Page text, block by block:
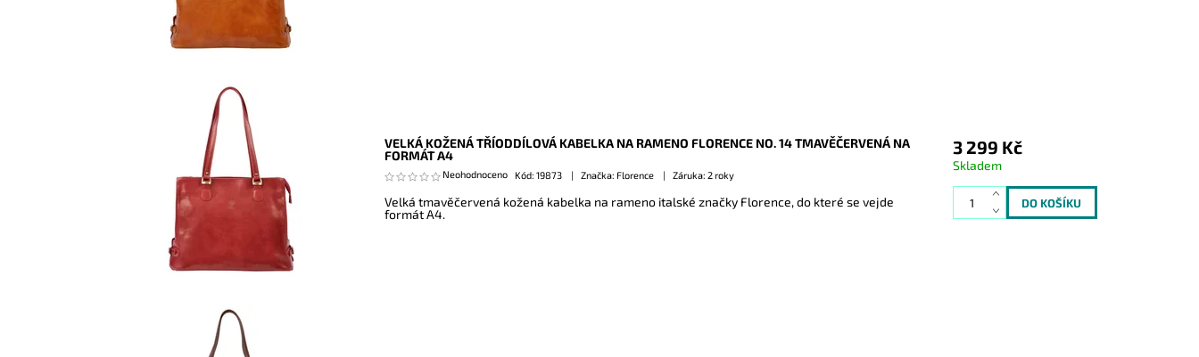
VELKÁ KOŽENÁ TŘÍODDÍLOVÁ KABELKA NA RAMENO FLORENCE NO. 14 TMAVĚČERVENÁ NA
FORMÁT A4
Neohodnoceno Kód: 19873 Značka: Florence Záruka: 2 roky
Velká tmavěčervená kožená kabelka na rameno italské značky Florence, do které se vejde
formát A4.
3 299 Kč
Skladem